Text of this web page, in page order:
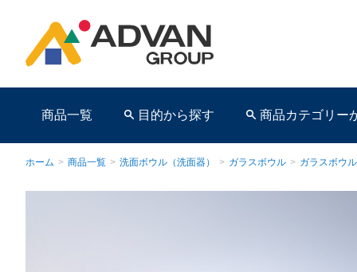
商品一覧 目的から探す 商品カテゴリー
ホーム > 商品一覧 > 洗面ボウル（洗面器） > ガラスボウル > ガラスボウ